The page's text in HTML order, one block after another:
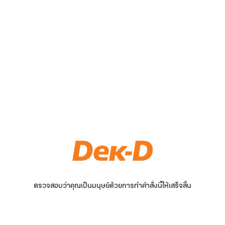
ตรวจสอบว่าคุณเป็นมนุษย์ด้วยการทำคำสั่งนี้ให้เสร็จสิ้น